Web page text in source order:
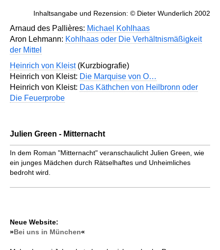
Inhaltsangabe und Rezension: © Dieter Wunderlich 2002
Arnaud des Pallières: Michael Kohlhaas
Aron Lehmann: Kohlhaas oder Die Verhältnismäßigkeit
der Mittel
Heinrich von Kleist(Kurzbiografie)
Heinrich von Kleist: Die Marquise von O…
Heinrich von Kleist: Das Käthchen von Heilbronn oder
Die Feuerprobe
Julien Green - Mitternacht
In dem Roman "Mitternacht" veranschaulicht Julien Green, wie
ein junges Mädchen durch Rätselhaftes und Unheimliches
bedroht wird.
Neue Website:
»Bei uns in München«